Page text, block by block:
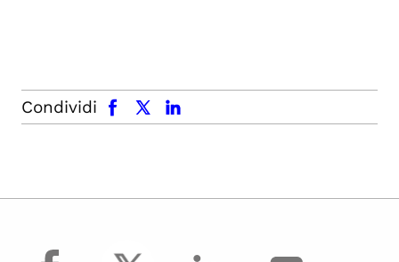
Condividi
facebook x.com linkedin
facebook